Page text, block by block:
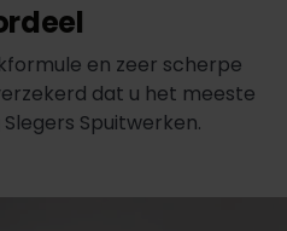
en zeer scherpe
dat u het meeste
Spuitwerken.